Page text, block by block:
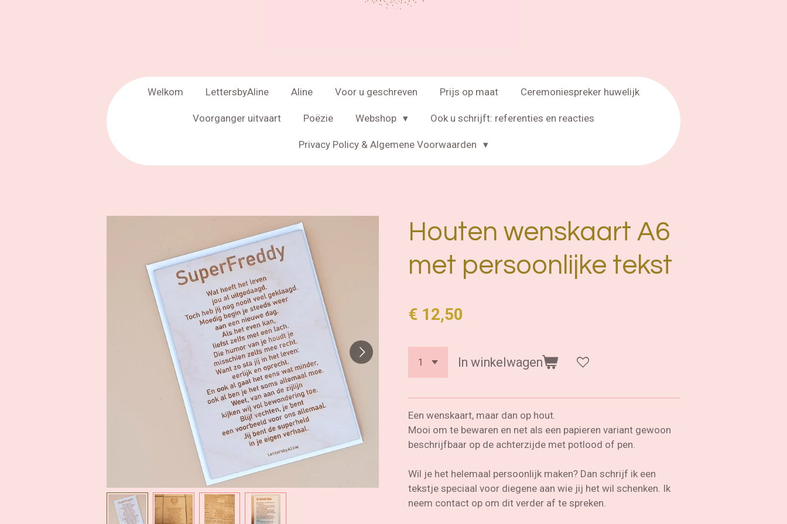
Welkom LettersbyAline Aline Voor u geschreven Prijs op maat Ceremoniespreker huwelijk
Voorganger uitvaart Poëzie Webshop Ook u schrijft: referenties en reacties
Privacy Policy & Algemene Voorwaarden
Houten wenskaart A6
met persoonlijke tekst
€ 12,50
In winkelwagen
Een wenskaart, maar dan op hout.
Mooi om te bewaren en net als een papieren variant gewoon
beschrijfbaar op de achterzijde met potlood of pen.
Wil je het helemaal persoonlijk maken? Dan schrijf ik een
tekstje speciaal voor diegene aan wie jij het wil schenken. Ik
neem contact op om dit verder af te spreken.